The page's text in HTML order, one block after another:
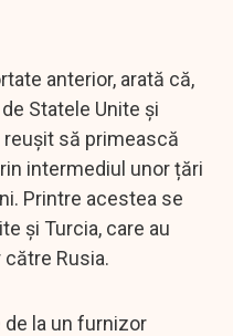
anterior, arată că,
Statele Unite și
reușit să primească
intermediul unor țări
Printre acestea se
și Turcia, care au
Rusia.
de la un furnizor